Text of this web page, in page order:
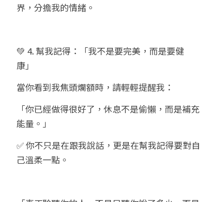
界，分擔我的情緒。
💚 4. 幫我記得：「我不是要完美，而是要健
康」
當你看到我焦頭爛額時，請輕輕提醒我：
「你已經做得很好了，休息不是偷懶，而是補充
能量。」
✅ 你不只是在跟我說話，更是在幫我記得要對自
己溫柔一點。